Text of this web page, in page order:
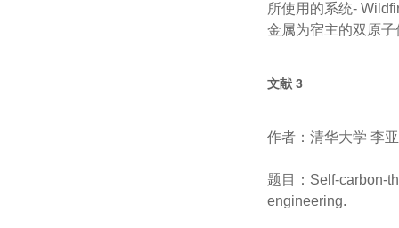
所使用的系统-
金属为宿主的双原子
文献 3
作者：清华大学 李
题目：Self-
engineering.